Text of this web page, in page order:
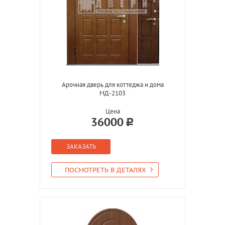
Арочная дверь для коттеджа и дома
МД-2103
Цена
36000
ЗАКАЗАТЬ
ПОСМОТРЕТЬ В ДЕТАЛЯХ